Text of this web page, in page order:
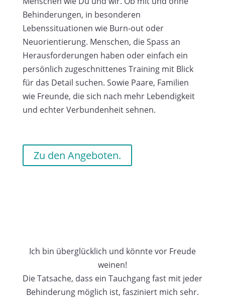
Behinderungen, in besonderen
Lebenssituationen wie Burn-out oder
Neuorientierung. Menschen, die Spass an
Herausforderungen haben oder einfach ein
persönlich zugeschnittenes Training mit Blick
für das Detail suchen. Sowie Paare, Familien
wie Freunde, die sich nach mehr Lebendigkeit
und echter Verbundenheit sehnen.
Zu den Angeboten.
Ich bin überglücklich und könnte vor Freude
weinen!
Die Tatsache, dass ein Tauchgang fast mit jeder
Behinderung möglich ist, fasziniert mich sehr.